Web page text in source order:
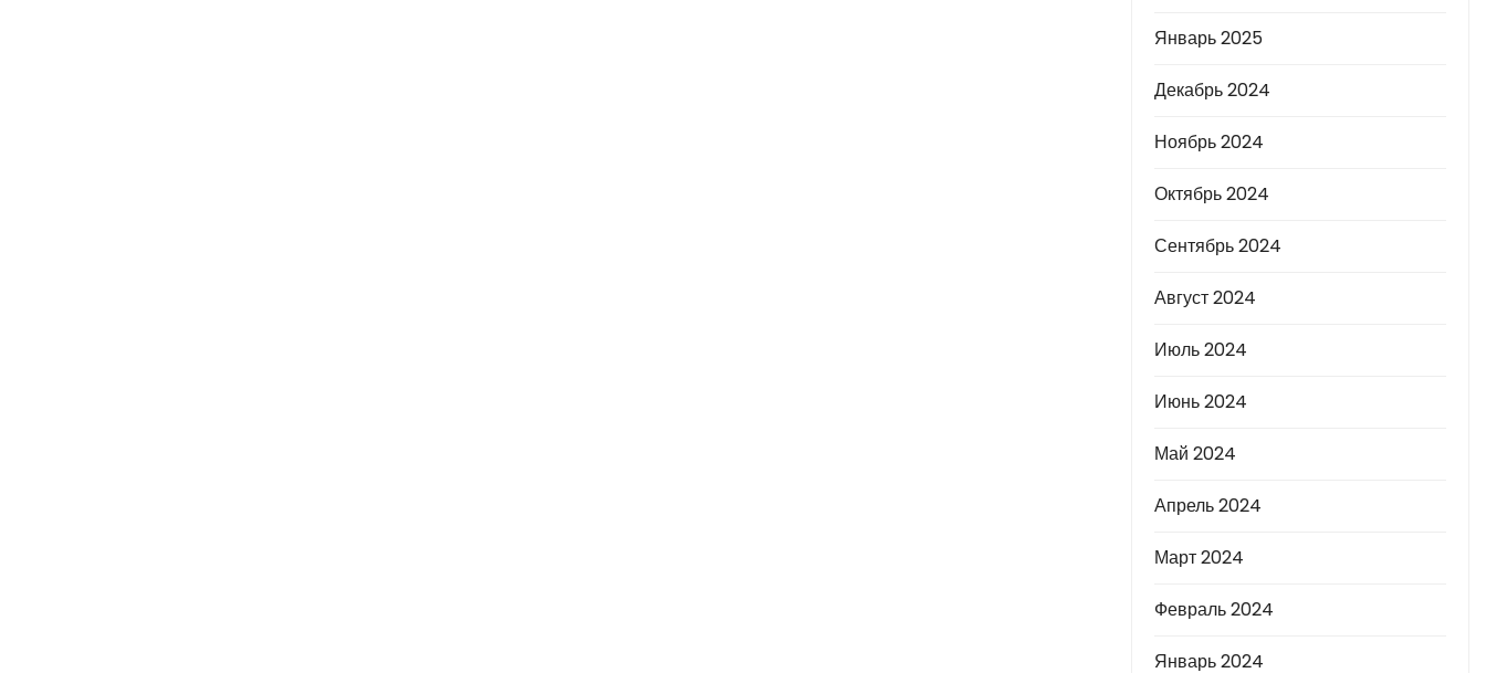
Январь 2025
Декабрь 2024
Ноябрь 2024
Октябрь 2024
Сентябрь 2024
Август 2024
Июль 2024
Июнь 2024
Май 2024
Апрель 2024
Март 2024
Февраль 2024
Январь 2024